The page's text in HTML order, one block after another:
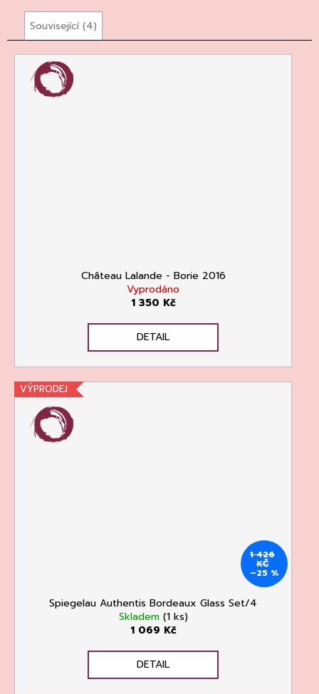
Související (4)
Château Lalande - Borie 2016
Vyprodáno
1 350 Kč
DETAIL
VÝPRODEJ
1 426
KČ
–25 %
Spiegelau Authentis Bordeaux Glass Set/4
Skladem (1 ks)
1 069 Kč
DETAIL
LOOSEN
292